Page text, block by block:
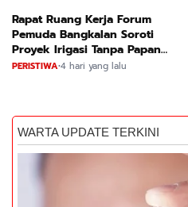
Rapat Ruang Kerja Forum
Pemuda Bangkalan Soroti
Proyek Irigasi Tanpa Papan
Nama
PERISTIWA•4 hari yang lalu